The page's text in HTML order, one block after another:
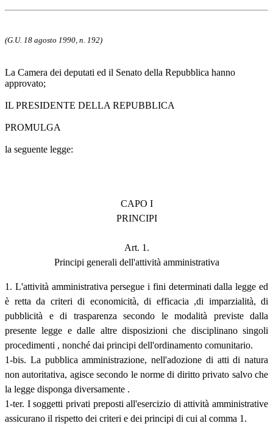
(G.U. 18 agosto 1990, n. 192)
La Camera dei deputati ed il Senato della Repubblica hanno
approvato;
IL PRESIDENTE DELLA REPUBBLICA
PROMULGA
la seguente legge:
CAPO I
PRINCIPI
Art. 1.
Principi generali dell'attività amministrativa
1. L'attività amministrativa persegue i fini determinati dalla legge ed
è retta da criteri di economicità, di efficacia ,di imparzialità, di
pubblicità e di trasparenza secondo le modalità previste dalla
presente legge e dalle altre disposizioni che disciplinano singoli
procedimenti , nonché dai principi dell'ordinamento comunitario.
1-bis. La pubblica amministrazione, nell'adozione di atti di natura
non autoritativa, agisce secondo le norme di diritto privato salvo che
la legge disponga diversamente .
1-ter. I soggetti privati preposti all'esercizio di attività amministrative
assicurano il rispetto dei criteri e dei principi di cui al comma 1.